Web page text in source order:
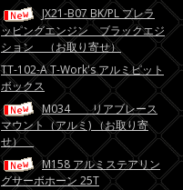
JX21-B07 BK/PL プレラ
ッピングエンジン ブラックエジ
ション （お取り寄せ）
TT-102-A T-Work's アルミピット
ボックス
M034 リアブレース
マウント（アルミ) （お取り寄
せ）
M158 アルミステアリン
グサーボホーン 25T